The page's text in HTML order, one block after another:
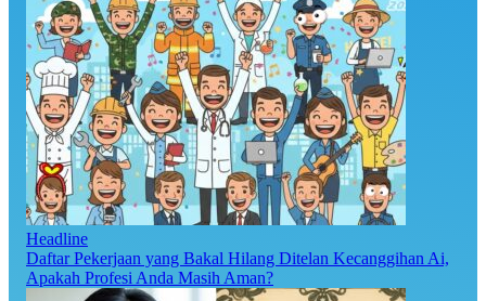
Headline
Daftar Pekerjaan yang Bakal Hilang Ditelan Kecanggihan Ai,
Apakah Profesi Anda Masih Aman?